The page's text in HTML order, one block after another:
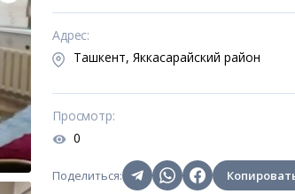
Адрес:
Ташкент, Яккасарайский район
Просмотр:
0
Поделиться: